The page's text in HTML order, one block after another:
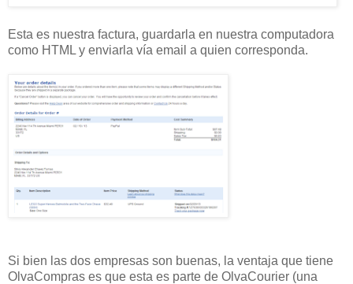
Esta es nuestra factura, guardarla en nuestra computadora
como HTML y enviarla vía email a quien corresponda.
Si bien las dos empresas son buenas, la ventaja que tiene
OlvaCompras es que esta es parte de OlvaCourier (una